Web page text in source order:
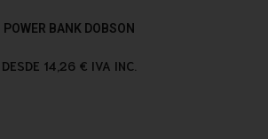
POWER BANK DOBSON
DESDE 14,26 € IVA INC.